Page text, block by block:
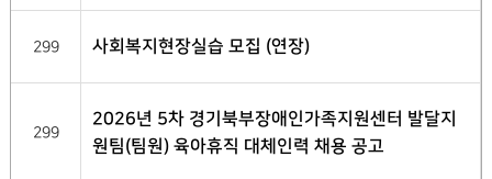
299 사회복지현장실습 모집 (연장)
299
2026년 5차 경기북부장애인가족지원센터 발달지
원팀(팀원) 육아휴직 대체인력 채용 공고